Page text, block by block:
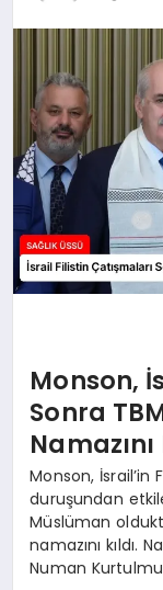
Monson,
Sonra
Namazını
Monson, İsrail’in
duruşundan
Müslüman
namazını kıldı.
Numan